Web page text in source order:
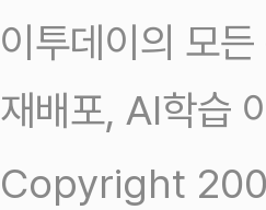
이투데이의 모
재배포, AI학습
Copyright